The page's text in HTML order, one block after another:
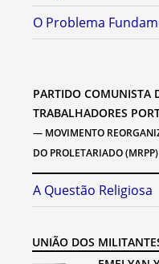
O Problema
PARTIDO COMUNISTA
TRABALHADORES
— MOVIMENTO
DO PROLETARIADO (MRPP)
A Questão Religiosa
UNIÃO DOS